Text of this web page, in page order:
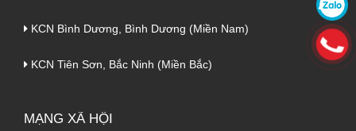
2. Ưu điểm của Panel Glasswool
chống cháy tôn nền dày 0.50mm +
Glasswool 50mm + tôn 0.50mm
nổi bật, cụ thể như:
KCN Bình Dương, Bình Dương (Miền Nam)
KCN Tiên Sơn, Bắc Ninh (Miền Bắc)
MẠNG XÃ HỘI